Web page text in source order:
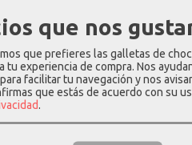
out of
€65,00 €
Mochila L
cross
44,07 €
que nos
que prefieres las galletas de
tu experiencia de compra. Nos
facilitar tu navegación y nos
que estás de acuerdo con su
.